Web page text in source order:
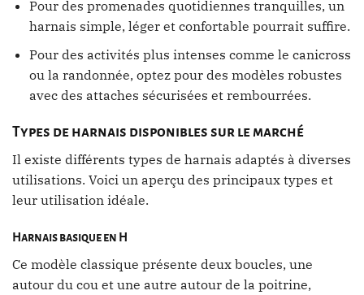
Pour des promenades quotidiennes tranquilles, un
harnais simple, léger et confortable pourrait suffire.
Pour des activités plus intenses comme le canicross
ou la randonnée, optez pour des modèles robustes
avec des attaches sécurisées et rembourrées.
Types de harnais disponibles sur le marché
Il existe différents types de harnais adaptés à diverses
utilisations. Voici un aperçu des principaux types et
leur utilisation idéale.
Harnais basique en H
Ce modèle classique présente deux boucles, une
autour du cou et une autre autour de la poitrine,